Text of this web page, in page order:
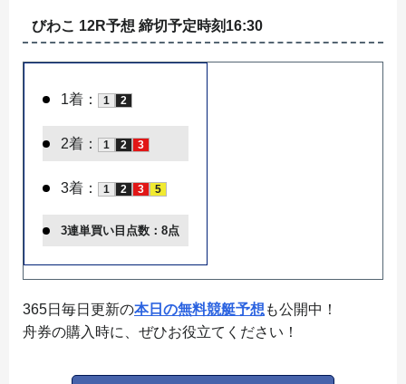
びわこ 12R予想 締切予定時刻16:30
1着： 1 2
2着： 1 2 3
3着： 1 2 3 5
3連単買い目点数：8点
365日毎日更新の本日の無料競艇予想 も公開中！
舟券の購入時に、ぜひお役立てください！